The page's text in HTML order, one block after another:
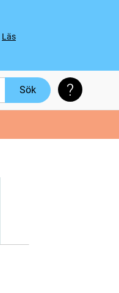
Läs
Sök Söktips